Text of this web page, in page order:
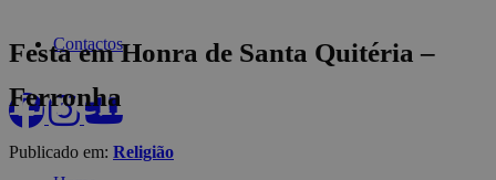
Contactos
Eventos
Festa em Honra de Santa Quitéria –
Ferronha
Publicado em: Religião